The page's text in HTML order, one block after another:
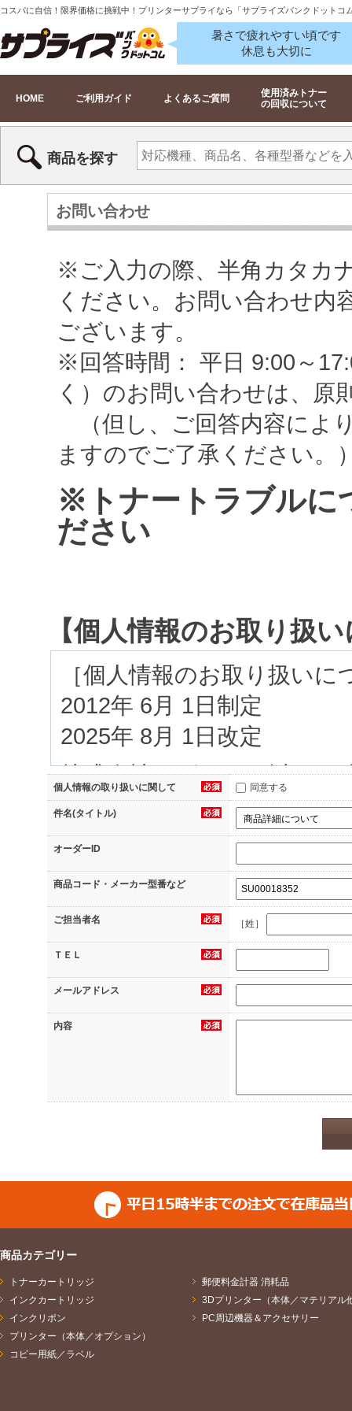
コスパに自信！限界価格に挑戦中！プリンターサプライなら「サプライズバンクドットコ
暑さで疲れやすい頃です
休息も大切に
HOME ご利用ガイド よくあるご質問
使用済みトナー
の回収について
商品を探す
お問い合わせ
※ご入力の際、半角カタカ
ください。お問い合わせ内
ございます。
※回答時間： 平日 9:00～
く）のお問い合わせは、原
（但し、ご回答内容によ
ますのでご了承ください。
※トナートラブルに
ださい
【個人情報のお取り扱
［個人情報のお取り扱いに
2012年 6月 1日制定
2025年 8月 1日改定
株式会社イグアス（以下、
当社へのお問合せ、（2）
（3）資料のダウンロード
信のお申込み、（5）当サ
録、（6）アンケートへの
へのご応募、（7）その他
等の際に当社にご提供いた
に可能な限り管理し保護す
1.個人情報の利用目的
いた目的に応じて次のと
し、他の利用はいたしませ
ご請求のあった資料の送
答、並びに商品・サービス
（2）セミナー・イベント
セミナー・イベントの運営
ビスやセミナー・イベント
計処理、商品・サービスの
個人情報の取り扱いに関して 同意する
件名(タイトル)
オーダーID
商品コード・メーカー型番など
ご担当者名 ［姓］
ＴＥＬ
メールアドレス
内容
商品カテゴリー
トナーカートリッジ
インクカートリッジ
インクリボン
プリンター（本体／オプション）
コピー用紙／ラベル
郵便料金計器 消耗品
3Dプリンター（本体／マテリアル
PC周辺機器＆アクセサリー